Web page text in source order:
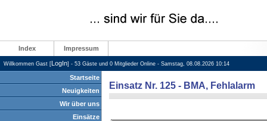
Index Impressum
Willkommen Gast [LogIn] - 53 Gäste und 0 Mitglieder Online - Samstag, 08.08.2026 10:14
Startseite
Neuigkeiten
Wir über uns
Einsätze
Einsatz Nr. 125 - BMA, Fehlalarm